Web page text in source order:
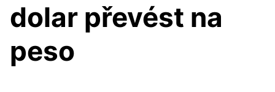
dolar převést na
peso